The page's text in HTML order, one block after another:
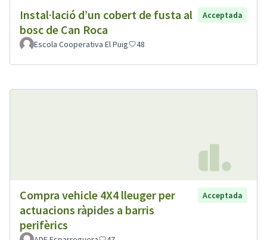
Instal·lació d’un cobert de fusta al
bosc de Can Roca
Acceptada
Escola Cooperativa El Puig 48
Compra vehicle 4X4 lleuger per
actuacions ràpides a barris
perifèrics
Acceptada